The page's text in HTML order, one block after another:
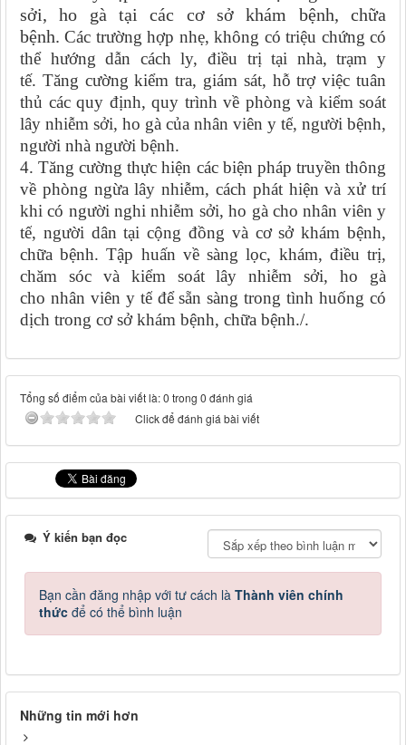
sởi, ho gà tại các cơ sở khám bệnh, chữa
bệnh. Các trường hợp nhẹ, không có triệu chứng có
thể hướng dẫn cách ly, điều trị tại nhà, trạm y
tế. Tăng cường kiểm tra, giám sát, hỗ trợ việc tuân
thủ các quy định, quy trình về phòng và kiểm soát
lây nhiễm sởi, ho gà của nhân viên y tế, người bệnh,
người nhà người bệnh.
4. Tăng cường thực hiện các biện pháp truyền thông
về phòng ngừa lây nhiễm, cách phát hiện và xử trí
khi có người nghi nhiễm sởi, ho gà chonhân viên y
tế, người dân tại cộng đồng và cơ sở khám bệnh,
chữa bệnh. Tập huấn về sàng lọc, khám, điều trị,
chăm sóc và kiểm soát lây nhiễm sởi, ho gà
cho nhân viên y tếđể sẵn sàng trong tình huống có
dịch trong cơ sởkhám bệnh, chữa bệnh./.
Tổng số điểm của bài viết là: 0 trong 0 đánh giá
Click để đánh giá bài viết
Ý kiến bạn đọc
Bạn cần đăng nhập với tư cách là Thành viên chính
thức để có thể bình luận
Những tin mới hơn